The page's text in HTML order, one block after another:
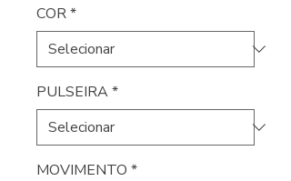
COR*
PULSEIRA*
MOVIMENTO *